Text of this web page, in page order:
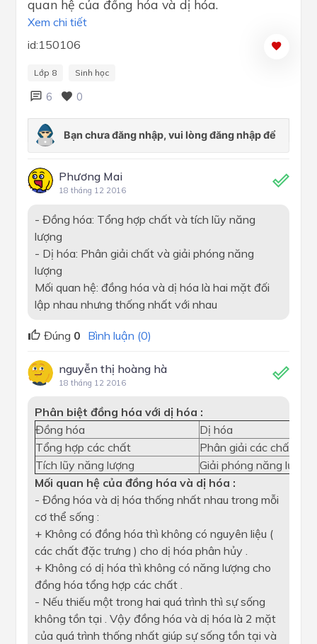
quan hệ của đồng hóa và dị hóa.
Xem chi tiết
id:150106
Lớp 8 Sinh học
6 0
Phương Mai
18 tháng 12 2016
- Đồng hóa: Tổng hợp chất và tích lũy năng
lượng
- Dị hóa: Phân giải chất và giải phóng năng
lượng
Mối quan hệ: đồng hóa và dị hóa là hai mặt đối
lập nhau nhưng thống nhất với nhau
Đúng 0 Bình luận (0)
nguyễn thị hoàng hà
18 tháng 12 2016
Phân biệt đồng hóa với dị hóa :
Đồng hóa
Dị hóa
Tổng hợp các chất
Phân giải các chất
Tích lũy năng lượng
Giải phóng năng lượng
Mối quan hệ của đồng hóa và dị hóa :
- Đồng hóa và dị hóa thống nhất nhau trong mỗi
cơ thể sống :
+ Không có đồng hóa thì không có nguyên liệu (
các chất đặc trưng ) cho dị hóa phân hủy .
+ Không có dị hóa thì không có năng lượng cho
đồng hóa tổng hợp các chất .
- Nếu thiếu một trong hai quá trình thì sự sống
không tồn tại . Vậy đồng hóa và dị hóa là 2 mặt
của quá trình thống nhất giúp sự sống tồn tại và